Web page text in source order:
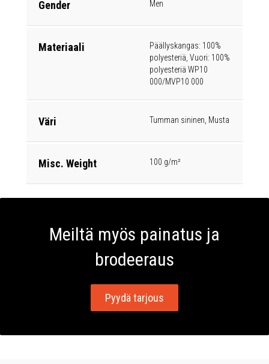
Gender Men
Materiaali
Päällyskangas: 100%
polyesteriä, Vuori: 100%
polyesteriä WP10
000/MVP10 000
Väri Tumman sininen, Musta
Misc. Weight 100 g/m²
Meiltä myös painatus ja
brodeeraus
Pyydä tarjous